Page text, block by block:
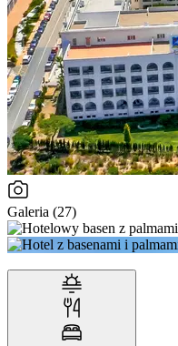
Galeria (27)